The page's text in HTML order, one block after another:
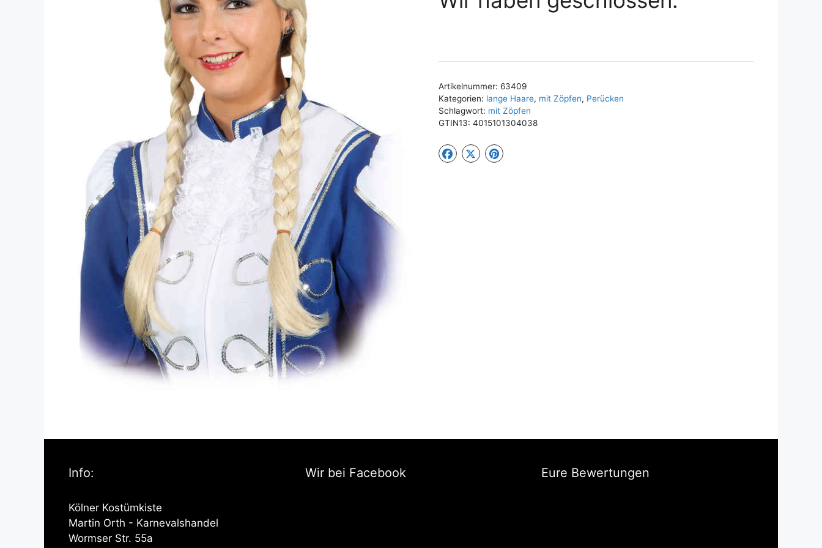
Artikelnummer: 63409
Kategorien: lange Haare, mit Zöpfen, Perücken
Schlagwort: mit Zöpfen
GTIN13: 4015101304038
Info:
Kölner Kostümkiste
Martin Orth - Karnevalshandel
Wormser Str. 55a
Wir bei Facebook Eure Bewertungen